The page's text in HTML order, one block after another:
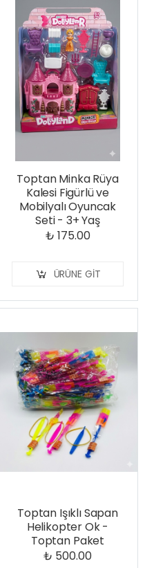
Toptan Minka Rüya
Kalesi Figürlü ve
Mobilyalı Oyuncak
Seti - 3+ Yaş
₺ 175.00
ÜRÜNE GIT
Toptan Işıklı Sapan
Helikopter Ok -
Toptan Paket
₺ 500.00